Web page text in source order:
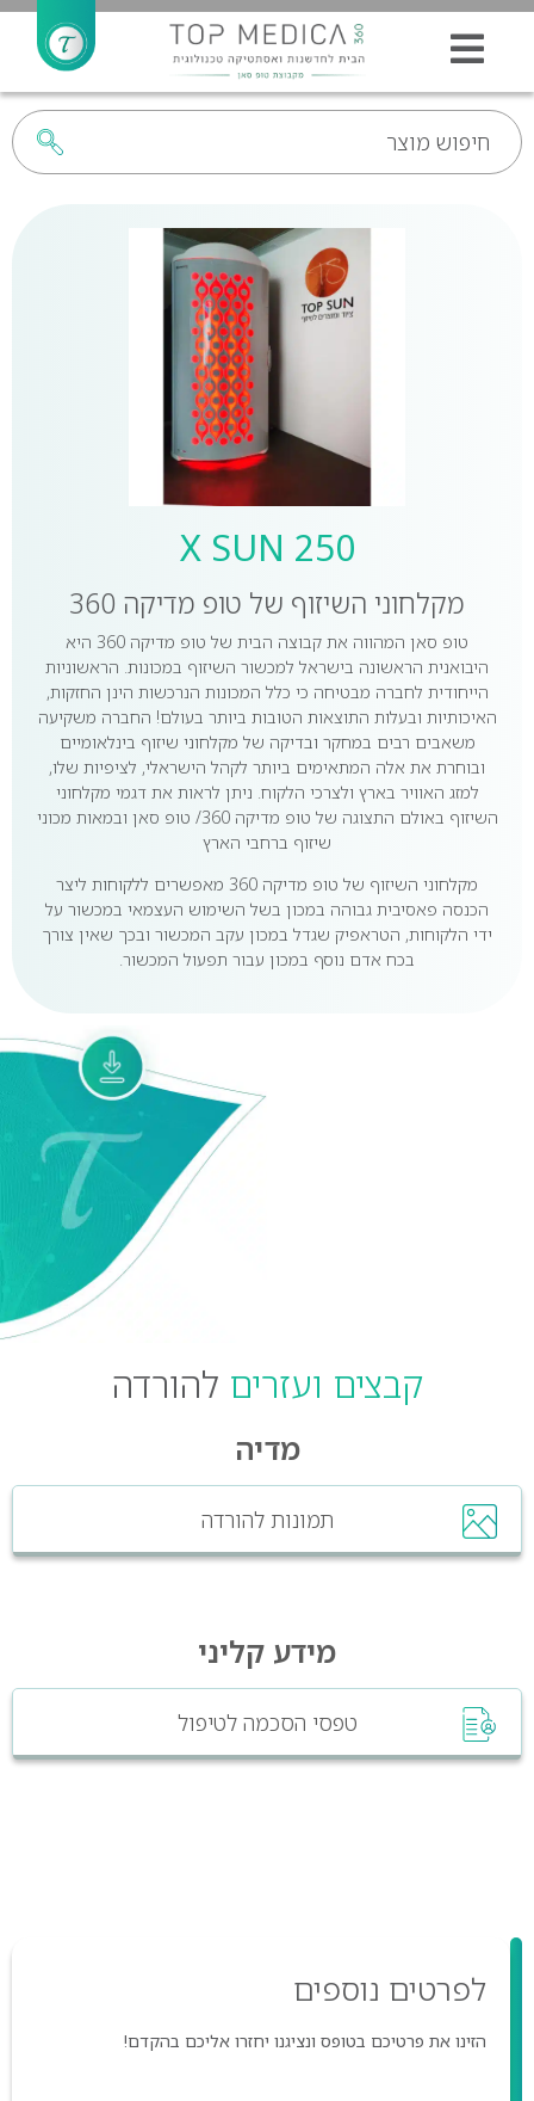
X SUN 250
מקלחוני השיזוף של טופ מדיקה 360
טופ סאן המהווה את קבוצה הבית של טופ מדיקה 360 היא
היבואנית הראשונה בישראל למכשור השיזוף במכונות. הראשוניות
הייחודית לחברה מבטיחה כי כלל המכונות הנרכשות הינן החזקות,
האיכותיות ובעלות התוצאות הטובות ביותר בעולם! החברה משקיעה
משאבים רבים במחקר ובדיקה של מקלחוני שיזוף בינלאומיים
ובוחרת את אלה המתאימים ביותר לקהל הישראלי, לציפיות שלו,
למזג האוויר בארץ ולצרכי הלקוח. ניתן לראות את דגמי מקלחוני
השיזוף באולם התצוגה של טופ מדיקה 360/ טופ סאן ובמאות מכוני
שיזוף ברחבי הארץ
מקלחוני השיזוף של טופ מדיקה 360 מאפשרים ללקוחות ליצר
הכנסה פאסיבית גבוהה במכון בשל השימוש העצמאי במכשור על
ידי הלקוחות, הטראפיק שגדל במכון עקב המכשור ובכך שאין צורך
בכח אדם נוסף במכון עבור תפעול המכשור.
קבצים ועזרים להורדה
מדיה
תמונות להורדה
מידע קליני
טפסי הסכמה לטיפול
לפרטים נוספים
הזינו את פרטיכם בטופס ונציגנו יחזרו אליכם בהקדם!